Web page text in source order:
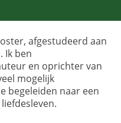
afgestudeerd aan
Ik ben
en oprichter van
mogelijk
begeleiden naar een